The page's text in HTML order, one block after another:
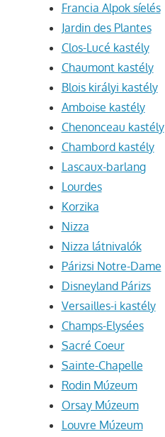
Francia Alpok síelés
Jardin des Plantes
Clos-Lucé kastély
Chaumont kastély
Blois királyi kastély
Amboise kastély
Chenonceau kastély
Chambord kastély
Lascaux-barlang
Lourdes
Korzika
Nizza
Nizza látnivalók
Párizsi Notre-Dame
Disneyland Párizs
Versailles-i kastély
Champs-Elysées
Sacré Coeur
Sainte-Chapelle
Rodin Múzeum
Orsay Múzeum
Louvre Múzeum